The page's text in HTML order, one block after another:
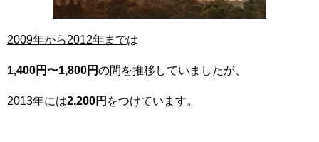
2009年から2012年までは
1,400円〜1,800円の間を推移していましたが、
2013年には2,200円 をつけています。